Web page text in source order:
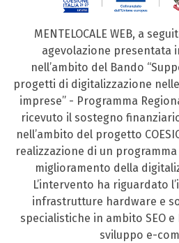
MENTELOCALE WEB, a
agevolazione presentata
nell’ambito del Bando
progetti di digitalizzazione
imprese” - Programma
ricevuto il sostegno
nell’ambito del progetto
realizzazione di un
miglioramento della
L’intervento ha riguardato
infrastrutture hardware e
specialistiche in ambito SEO
sviluppo e-